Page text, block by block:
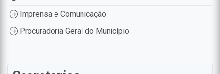
Imprensa e Comunicação
Procuradoria Geral do Município